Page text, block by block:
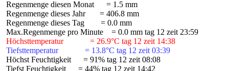
Regenmenge diesen Monat      = 1.5 mm
Regenmenge dieses Jahr       = 406.8 mm
Regenmenge dieses Tag        = 0.0 mm
Höchsttemperatur             = 26.9°C tag 12 zeit 14:38
Tiefsttemperatur             = 13.8°C tag 12 zeit 03:39
Höchst Feuchtigkeit      = 91% tag 12 zeit 08:08
Tiefst Feuchtigkeit      = 44% tag 12 zeit 14:42